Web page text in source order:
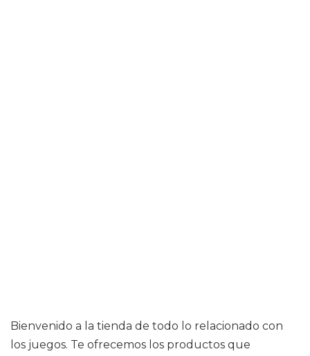
Bienvenido a la tienda de todo lo relacionado con
los juegos. Te ofrecemos los productos que